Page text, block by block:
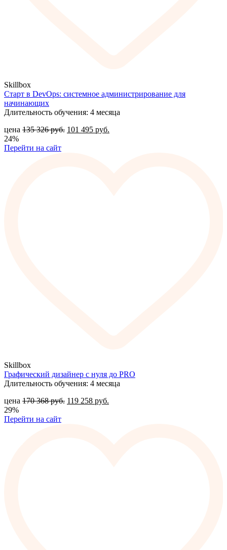
Skillbox
Старт в DevOps: системное администрирование для
начинающих
Длительность обучения: 4 месяца
цена 135 326руб. 101 495 руб.
24%
Перейти на сайт
Skillbox
Графический дизайнер с нуля до PRO
Длительность обучения: 4 месяца
цена 170 368руб. 119 258 руб.
29%
Перейти на сайт